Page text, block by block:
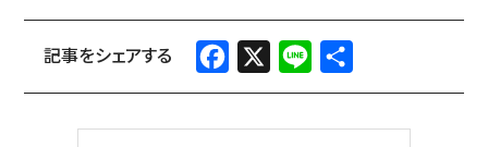
Facebook
X Line